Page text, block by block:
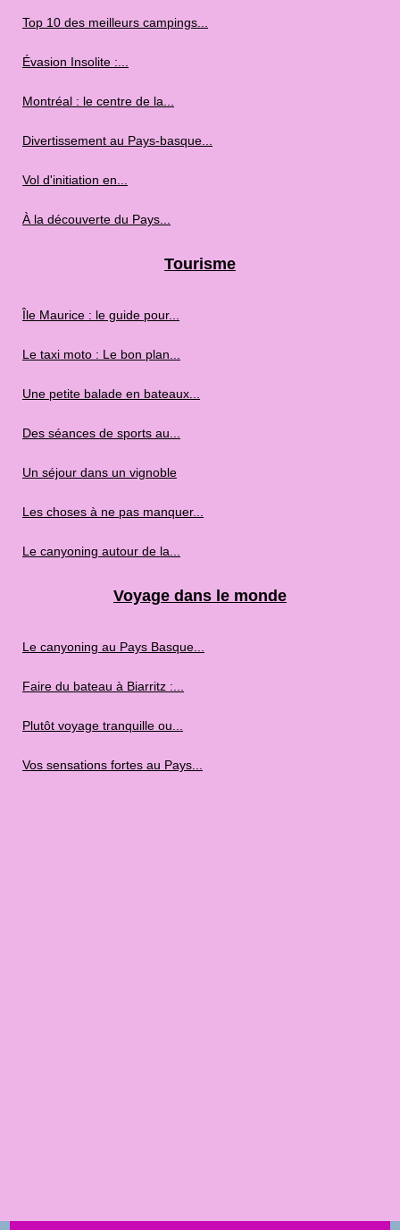
Top 10 des meilleurs campings...
Évasion Insolite :...
Montréal : le centre de la...
Divertissement au Pays-basque...
Vol d'initiation en...
À la découverte du Pays...
Tourisme
Île Maurice : le guide pour...
Le taxi moto : Le bon plan...
Une petite balade en bateaux...
Des séances de sports au...
Un séjour dans un vignoble
Les choses à ne pas manquer...
Le canyoning autour de la...
Voyage dans le monde
Le canyoning au Pays Basque...
Faire du bateau à Biarritz :...
Plutôt voyage tranquille ou...
Vos sensations fortes au Pays...